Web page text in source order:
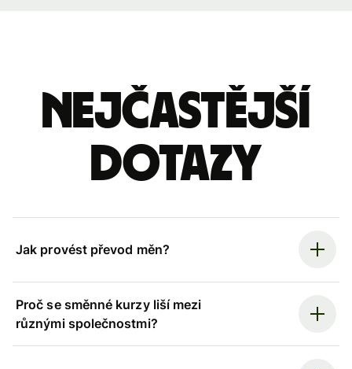
Nejčastější
dotazy
Jak provést převod měn?
Proč se směnné kurzy liší mezi
různými společnostmi?